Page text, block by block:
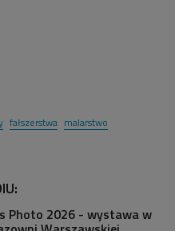
fałszerstwa malarstwo
Photo 2026 - wystawa w